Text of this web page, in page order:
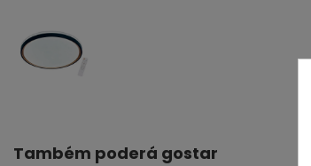
Também poderá gostar